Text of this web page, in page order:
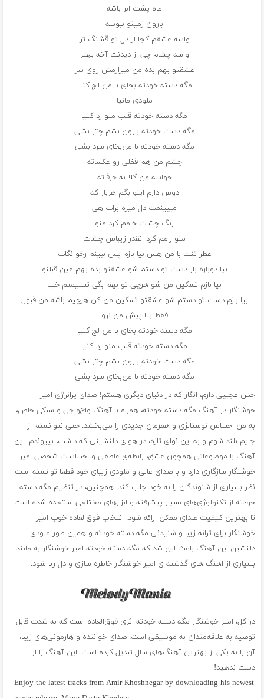
ماه پشت ابر باشه
بارون زمینو ببوسه
واسه عشقم کجا از دل تو قشنگ تر
واسه چشام چی از دیدنت آخه بهتر
عشقتو بهم بده من میزارمش روی سر
مگه دسته خودته بخای با من لج کنیا
ملودی مانیا
مگه دسته خودته قلب منو رد کنیا
مگه دست خودته بارون بشم چتر نشی
مگه دسته خودته با من‌بخای سرد بشی
چشم من هم قفلی رو عکساته
حواسه من کلا به حرفاته
دوس دارم اینو بگم هربار که
میبینمت دل میره برات هی
رنگ چشات خامم کرد منو
منو رامم کرد انقدر زیباس چشات
عطر تنت با من هس بیا بازم پس ببینم رخو نگات
بیا دوباره باز دست تو دستم شو عشقتو بده بهم عین قبلنو
بیا بازم تسکین من شو هرچی تو بهم بگی تسلیمتم خب
بیا بازم دست تو دستم شو عشقتو تسکین من کن هرچیم باشه من قبول
فقط بیا پیش من نرو
مگه دسته خودته بخای با من لج کنیا
مگه دسته خودته قلب منو رد کنیا
مگه دست خودته بارون بشم چتر نشی
مگه دسته خودته با من‌بخای سرد بشی
حس عجیبی دارم، انگار که در دنیای دیگری هستم! صدای پرانرژی امیر
خوشنگار در آهنگ مگه دسته خودته، همراه با آهنگ واج‌واجی و سبکی خاص،
به من احساس نوستالژی و همزمان جدیدی را می‌بخشد. حتی نتوانستم از
جایم بلند شوم و به این نوای تازه، در هوای دلنشینی که داشت، بپیوندم. این
آهنگ با موضوعاتی همچون عشق، رابطه‌ی عاطفی و احساسات شخصی امیر
خوشنگار سازگاری دارد و با صدای عالی و ملودی زیبای خود قطعا توانسته است
نظر بسیاری از شنوندگان را به خود جلب کند. همچنین، در تنظیم مگه دسته
خودته از تکنولوژی‌های بسیار پیشرفته و ابزارهای مختلفی استفاده شده است
تا بهترین کیفیت صدای ممکن ارائه شود. انتخاب فوق‌العاده خوب امیر
خوشنگار برای ترانه زیبا و شنیدنی مگه دسته خودته و همین طور ملودی
دلنشین این آهنگ باعث این شد که مگه دسته خودته امیر خوشنگار به مانند
بسیاری از اهنگ های گذشته ی امیر خوشنگار خاطره سازی و دل ربا شود.
در کل، امیر خوشنگار مگه دسته خودته اثری فوق‌العاده است که به شدت قابل
توصیه به علاقه‌مندان به موسیقی است. صدای خواننده و هارمونی‌های زیبا،
آن را به یکی از بهترین آهنگ‌های سال تبدیل کرده است. این آهنگ را از
دست ندهید!
Enjoy the latest tracks from Amir Khoshnegar by downloading his newest